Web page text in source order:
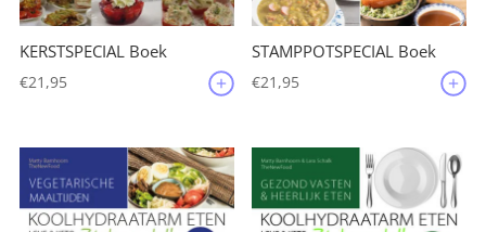
KERSTSPECIAL Boek
€21,95
STAMPPOTSPECIAL Boek
€21,95